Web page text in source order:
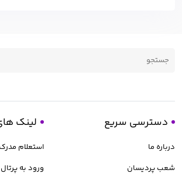
دسترسی سریع
درباره ما
شعب پردیسان
لینک
استعلام مدرک
ورود به